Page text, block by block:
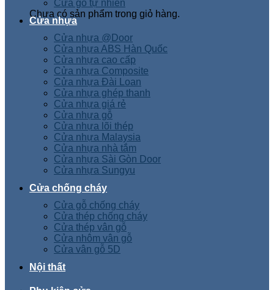
Chưa có sản phẩm trong giỏ hàng.
Cửa gỗ tự nhiên
Cửa nhựa
Cửa nhựa @Door
Cửa nhựa ABS Hàn Quốc
Cửa nhựa cao cấp
Cửa nhựa Composite
Cửa nhựa Đài Loan
Cửa nhựa ghép thanh
Cửa nhựa giá rẻ
Cửa nhựa gỗ
Cửa nhựa lõi thép
Cửa nhựa Malaysia
Cửa nhựa nhà tắm
Cửa nhựa Sài Gòn Door
Cửa nhựa Sungyu
Cửa chống cháy
Cửa gỗ chống cháy
Cửa thép chống cháy
Cửa thép vân gỗ
Cửa nhôm vân gỗ
Cửa vân gỗ 5D
Nội thất